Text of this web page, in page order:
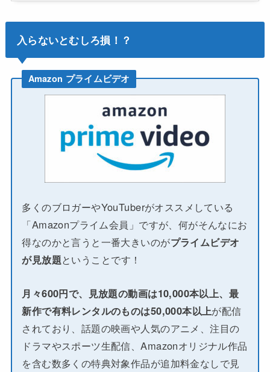
入らないとむしろ損！？
Amazon プライムビデオ
多くのブロガーやYouTuberがオススメしている
「Amazonプライム会員」ですが、何がそんなにお
得なのかと言うと一番大きいのがプライムビデオ
が見放題ということです！
月々600円で、見放題の動画は10,000本以上、最
新作で有料レンタルのものは50,000本以上が配信
されており、話題の映画や人気のアニメ、注目の
ドラマやスポーツ生配信、Amazonオリジナル作品
を含む数多くの特典対象作品が追加料金なしで見